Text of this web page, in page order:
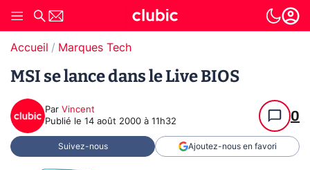
Accueil Marques Tech
MSI se lance dans le Live BIOS
Par Vincent
Publié le 14 août 2000 à 11h32 0
Suivez-nous Ajoutez-nous en favori